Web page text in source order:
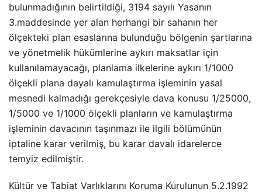
bulunmadığının belirtildiği, 3194 sayılı Yasanın
3.maddesinde yer alan herhangi bir sahanın her
ölçekteki plan esaslarına bulunduğu bölgenin şartlarına
ve yönetmelik hükümlerine aykırı maksatlar için
kullanılamayacağı, planlama ilkelerine aykırı 1/1000
ölçekli plana dayalı kamulaştırma işleminin yasal
mesnedi kalmadığı gerekçesiyle dava konusu 1/25000,
1/5000 ve 1/1000 ölçekli planların ve kamulaştırma
işleminin davacının taşınmazı ile ilgili bölümünün
iptaline karar verilmiş, bu karar davalı idarelerce
temyiz edilmiştir.
Kültür ve Tabiat Varlıklarını Koruma Kurulunun 5.2.1992